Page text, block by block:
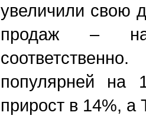
увеличили свою
продаж –
популярней на
прирост в 14%,